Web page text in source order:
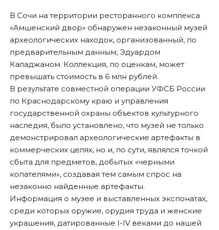
В Сочи на территории ресторанного комплекса
«Амшенский двор» обнаружен незаконный музей
археологических находок, организованный, по
предварительным данным, Эдуардом
Каладжаном. Коллекция, по оценкам, может
превышать стоимость в 6 млн рублей.
В результате совместной операции УФСБ России
по Краснодарскому краю и управления
государственной охраны объектов культурного
наследия, было установлено, что музей не только
демонстрировал археологические артефакты в
коммерческих целях, но и, по сути, являлся точкой
сбыта для предметов, добытых «черными
копателями», создавая тем самым спрос на
незаконно найденные артефакты.
Информация о музее и выставленных экспонатах,
среди которых оружие, орудия труда и женские
украшения, датированные I-IV веками до нашей